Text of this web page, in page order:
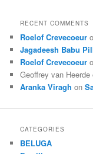
RECENT COMMENTS
Roelof Crevecoeur
Jagadeesh Babu
Roelof Crevecoeur
Geoffrey van Heerde
Aranka Viragh on
CATEGORIES
BELUGA